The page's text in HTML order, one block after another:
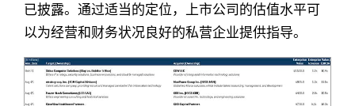
已披露。通过适当的定位，上市公司的估值水平可
以为经营和财务状况良好的私营企业提供指导。